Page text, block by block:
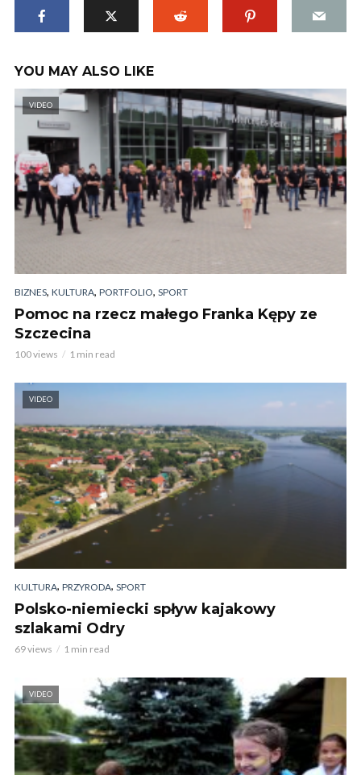
YOU MAY ALSO LIKE
VIDEO
BIZNES, KULTURA, PORTFOLIO, SPORT
Pomoc na rzecz małego Franka Kępy ze
Szczecina
100 views 1 min read
VIDEO
KULTURA, PRZYRODA, SPORT
Polsko-niemiecki spływ kajakowy
szlakami Odry
69 views 1 min read
VIDEO